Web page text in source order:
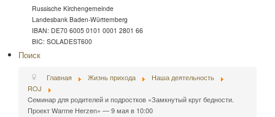
Russische Kirchengemeinde
Landesbank Baden-Württemberg
IBAN: DE70 6005 0101 0001 2801 66
BIC: SOLADEST600
Поиск
Главная Жизнь прихода
Наша деятельность
ROJ
Cеминар для родителей и подростков «Замкнутый круг бедности.
Проект Warme Herzen» — 9 мая в 10:00